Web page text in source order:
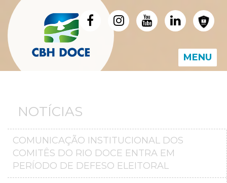
MENU
NOTÍCIAS
COMUNICAÇÃO INSTITUCIONAL DOS
COMITÊS DO RIO DOCE ENTRA EM
PERÍODO DE DEFESO ELEITORAL